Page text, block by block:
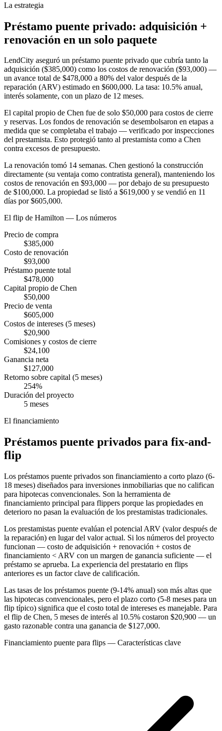
La estrategia
Préstamo puente privado: adquisición +
renovación en un solo paquete
LendCity aseguró un préstamo puente privado que cubría tanto la
adquisición ($385,000) como los costos de renovación ($93,000) —
un avance total de $478,000 a 80% del valor después de la
reparación (ARV) estimado en $600,000. La tasa: 10.5% anual,
interés solamente, con un plazo de 12 meses.
El capital propio de Chen fue de solo $50,000 para costos de cierre
y reservas. Los fondos de renovación se desembolsaron en etapas a
medida que se completaba el trabajo — verificado por inspecciones
del prestamista. Esto protegió tanto al prestamista como a Chen
contra excesos de presupuesto.
La renovación tomó 14 semanas. Chen gestionó la construcción
directamente (su ventaja como contratista general), manteniendo los
costos de renovación en $93,000 — por debajo de su presupuesto
de $100,000. La propiedad se listó a $619,000 y se vendió en 11
días por $605,000.
El flip de Hamilton — Los números
Precio de compra
$385,000
Costo de renovación
$93,000
Préstamo puente total
$478,000
Capital propio de Chen
$50,000
Precio de venta
$605,000
Costos de intereses (5 meses)
$20,900
Comisiones y costos de cierre
$24,100
Ganancia neta
$127,000
Retorno sobre capital (5 meses)
254%
Duración del proyecto
5 meses
El financiamiento
Préstamos puente privados para fix-and-
flip
Los préstamos puente privados son financiamiento a corto plazo (6-
18 meses) diseñados para inversiones inmobiliarias que no califican
para hipotecas convencionales. Son la herramienta de
financiamiento principal para flippers porque las propiedades en
deterioro no pasan la evaluación de los prestamistas tradicionales.
Los prestamistas puente evalúan el potencial ARV (valor después de
la reparación) en lugar del valor actual. Si los números del proyecto
funcionan — costo de adquisición + renovación + costos de
financiamiento < ARV con un margen de ganancia suficiente — el
préstamo se aprueba. La experiencia del prestatario en flips
anteriores es un factor clave de calificación.
Las tasas de los préstamos puente (9-14% anual) son más altas que
las hipotecas convencionales, pero el plazo corto (5-8 meses para un
flip típico) significa que el costo total de intereses es manejable. Para
el flip de Chen, 5 meses de interés al 10.5% costaron $20,900 — un
gasto razonable contra una ganancia de $127,000.
Financiamiento puente para flips — Características clave